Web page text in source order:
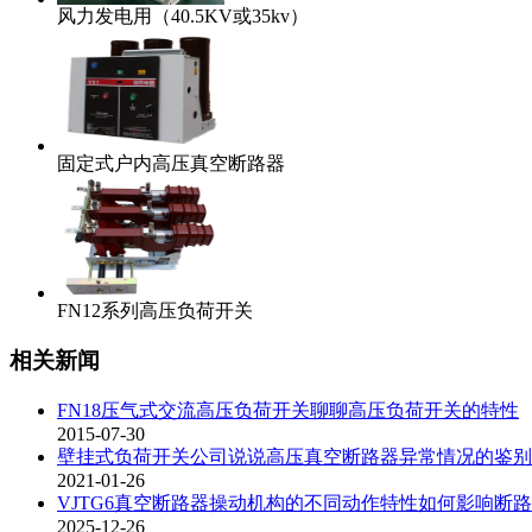
风力发电用（40.5KV或35kv）
固定式户内高压真空断路器
FN12系列高压负荷开关
相关新闻
FN18压气式交流高压负荷开关聊聊高压负荷开关的特性
2015-07-30
壁挂式负荷开关公司说说高压真空断路器异常情况的鉴别
2021-01-26
VJTG6真空断路器操动机构的不同动作特性如何影响断
2025-12-26